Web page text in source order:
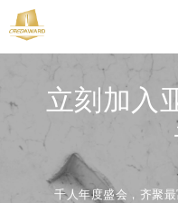
立刻加入
千人年度盛会，齐聚